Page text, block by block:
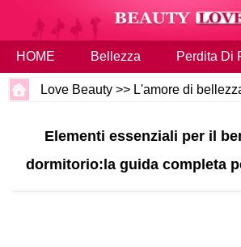
HOME Bellezza Perdita Di
Love Beauty >> L'amore di
Elementi essenziali per il
dormitorio:la guida completa